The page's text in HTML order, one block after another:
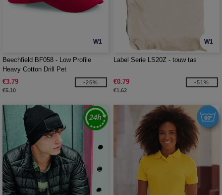
W1
Beechfield BF058 - Low Profile
Heavy Cotton Drill Pet
€3.79
€5.10
-26%
W1
Label Serie LS20Z - touw tas
€0.79
€1.62
-51%